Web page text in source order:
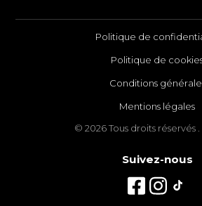
Politique de
Politique de
Conditions
Mentions légales
© 2026 Tous droits réservés
Suivez-nous